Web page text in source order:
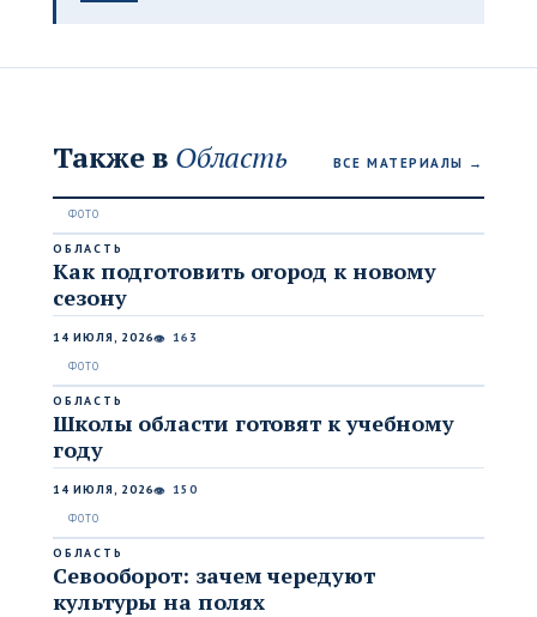
Также в Область ВСЕ МАТЕРИАЛЫ →
ОБЛАСТЬ
Как подготовить огород к новому
сезону
14 ИЮЛЯ, 2026👁 163
ОБЛАСТЬ
Школы области готовят к учебному
году
14 ИЮЛЯ, 2026👁 150
ОБЛАСТЬ
Севооборот: зачем чередуют
культуры на полях